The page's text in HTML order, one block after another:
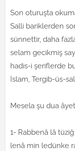
Son oturuşta
Salli bariklerden
sünnettir, daha
selam gecikmiş
hadis-i şeriflerde
İslam, Tergib-üs-
Mesela şu dua
1- Rabbenâ lâ
lenâ min ledünke